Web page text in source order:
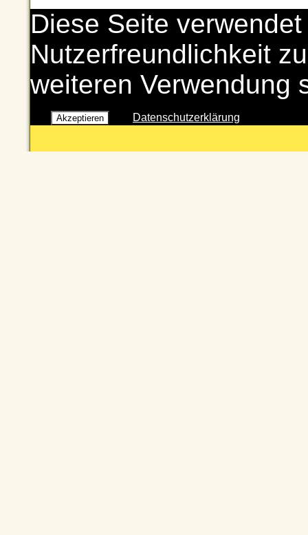
Diese Seite
Nutzerfreundlichkeit
weiteren Verwendung
Akzeptieren Datenschutzerklärung